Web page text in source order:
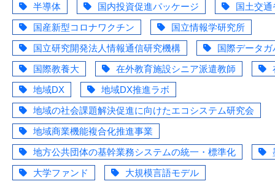
半導体
国内投資促進パッケージ
国土交通
国産新型コロナワクチン
国立情報学研究所
国立研究開発法人情報通信研究機構
国際データ
国際教養大
在外教育施設シニア派遣教師
地域DX
地域DX推進ラボ
地域の社会課題解決促進に向けたエコシステム研究会
地域商業機能複合化推進事業
地方公共団体の基幹業務システムの統一・標準化
大学ファンド
大規模言語モデル